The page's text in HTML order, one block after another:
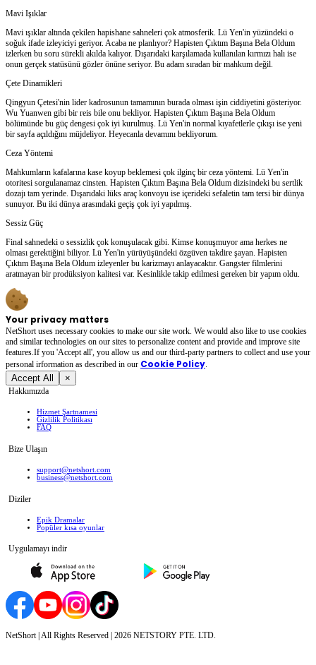
Mavi Işıklar
Mavi ışıklar altında çekilen hapishane sahneleri çok atmosferik. Lü Yen'in yüzündeki o
soğuk ifade izleyiciyi geriyor. Acaba ne planlıyor? Hapisten Çıktım Başına Bela Oldum
izlerken bu soru sürekli akılda kalıyor. Dışarıdaki karşılamada kullanılan kırmızı halı ise
onun gerçek statüsünü gözler önüne seriyor. Bu adam sıradan bir mahkum değil.
Çete Dinamikleri
Qingyun Çetesi'nin lider kadrosunun tamamının burada olması işin ciddiyetini gösteriyor.
Wu Yuanwen gibi bir reis bile onu bekliyor. Hapisten Çıktım Başına Bela Oldum
bölümünde bu güç dengesi çok iyi kurulmuş. Lü Yen'in normal kıyafetlerle çıkışı ise yeni
bir sayfa açıldığını müjdeliyor. Heyecanla devamını bekliyorum.
Ceza Yöntemi
Mahkumların kafalarına kase koyup beklemesi çok ilginç bir ceza yöntemi. Lü Yen'in
otoritesi sorgulanamaz cinsten. Hapisten Çıktım Başına Bela Oldum dizisindeki bu sertlik
dozajı tam yerinde. Dışarıdaki lüks araç konvoyu ise içerideki sefaletin tam tersi bir dünya
sunuyor. Bu iki dünya arasındaki geçiş çok iyi yapılmış.
Sessiz Güç
Final sahnedeki o sessizlik çok konuşulacak gibi. Kimse konuşmuyor ama herkes ne
olması gerektiğini biliyor. Lü Yen'in yürüyüşündeki özgüven takdire şayan. Hapisten
Çıktım Başına Bela Oldum izleyenler bu karizmayı anlayacaktır. Gangster filmlerini
aratmayan bir prodüksiyon kalitesi var. Kesinlikle takip edilmesi gereken bir yapım oldu.
Your privacy matters
NetShort uses necessary cookies to make our site work. We would also like to use cookies
and similar technologies on our sites to personalize content and provide and improve site
features.If you 'Accept all', you allow us and our third-party partners to collect and use your
personal irformation as described in our Cookie Policy.
Accept All ×
Hakkımızda
Hizmet Şartnamesi
Gizlilik Politikası
FAQ
Bize Ulaşın
support@netshort.com
business@netshort.com
Diziler
Epik Dramalar
Popüler kısa oyunlar
Uygulamayı indir
NetShort | All Rights Reserved | 2026 NETSTORY PTE. LTD.